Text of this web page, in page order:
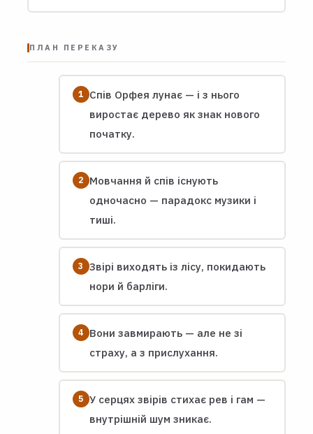
ПЛАН ПЕРЕКАЗУ
Спів Орфея лунає — і з нього
виростає дерево як знак нового
початку.
Мовчання й спів існують
одночасно — парадокс музики і
тиші.
Звірі виходять із лісу, покидають
нори й барліги.
Вони завмирають — але не зі
страху, а з прислухання.
У серцях звірів стихає рев і гам —
внутрішній шум зникає.